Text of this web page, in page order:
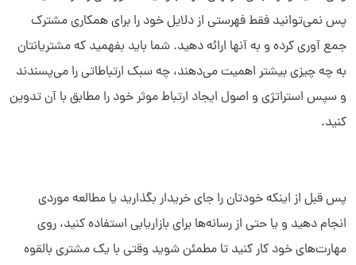
پس نمی‌توانید فقط فهرستی از دلایل خود را برای همکاری مشترک
جمع آوری کرده و به آنها ارائه دهید. شما باید بفهمید که مشتریانتان
به چه چیزی بیشتر اهمیت می‌دهند، چه سبک ارتباطاتی را می‌پسندند
و سپس استراتژی و اصول ایجاد ارتباط موثر خود را مطابق با آن تدوین
کنید.
پس قبل از اینکه خودتان را جای خریدار بگذارید یا مطالعه موردی
انجام دهید و یا حتی از رسانه‌ها برای بازاریابی استفاده کنید، روی
مهارت‌های خود کار کنید تا مطمئن شوید وقتی با یک مشتری بالقوه